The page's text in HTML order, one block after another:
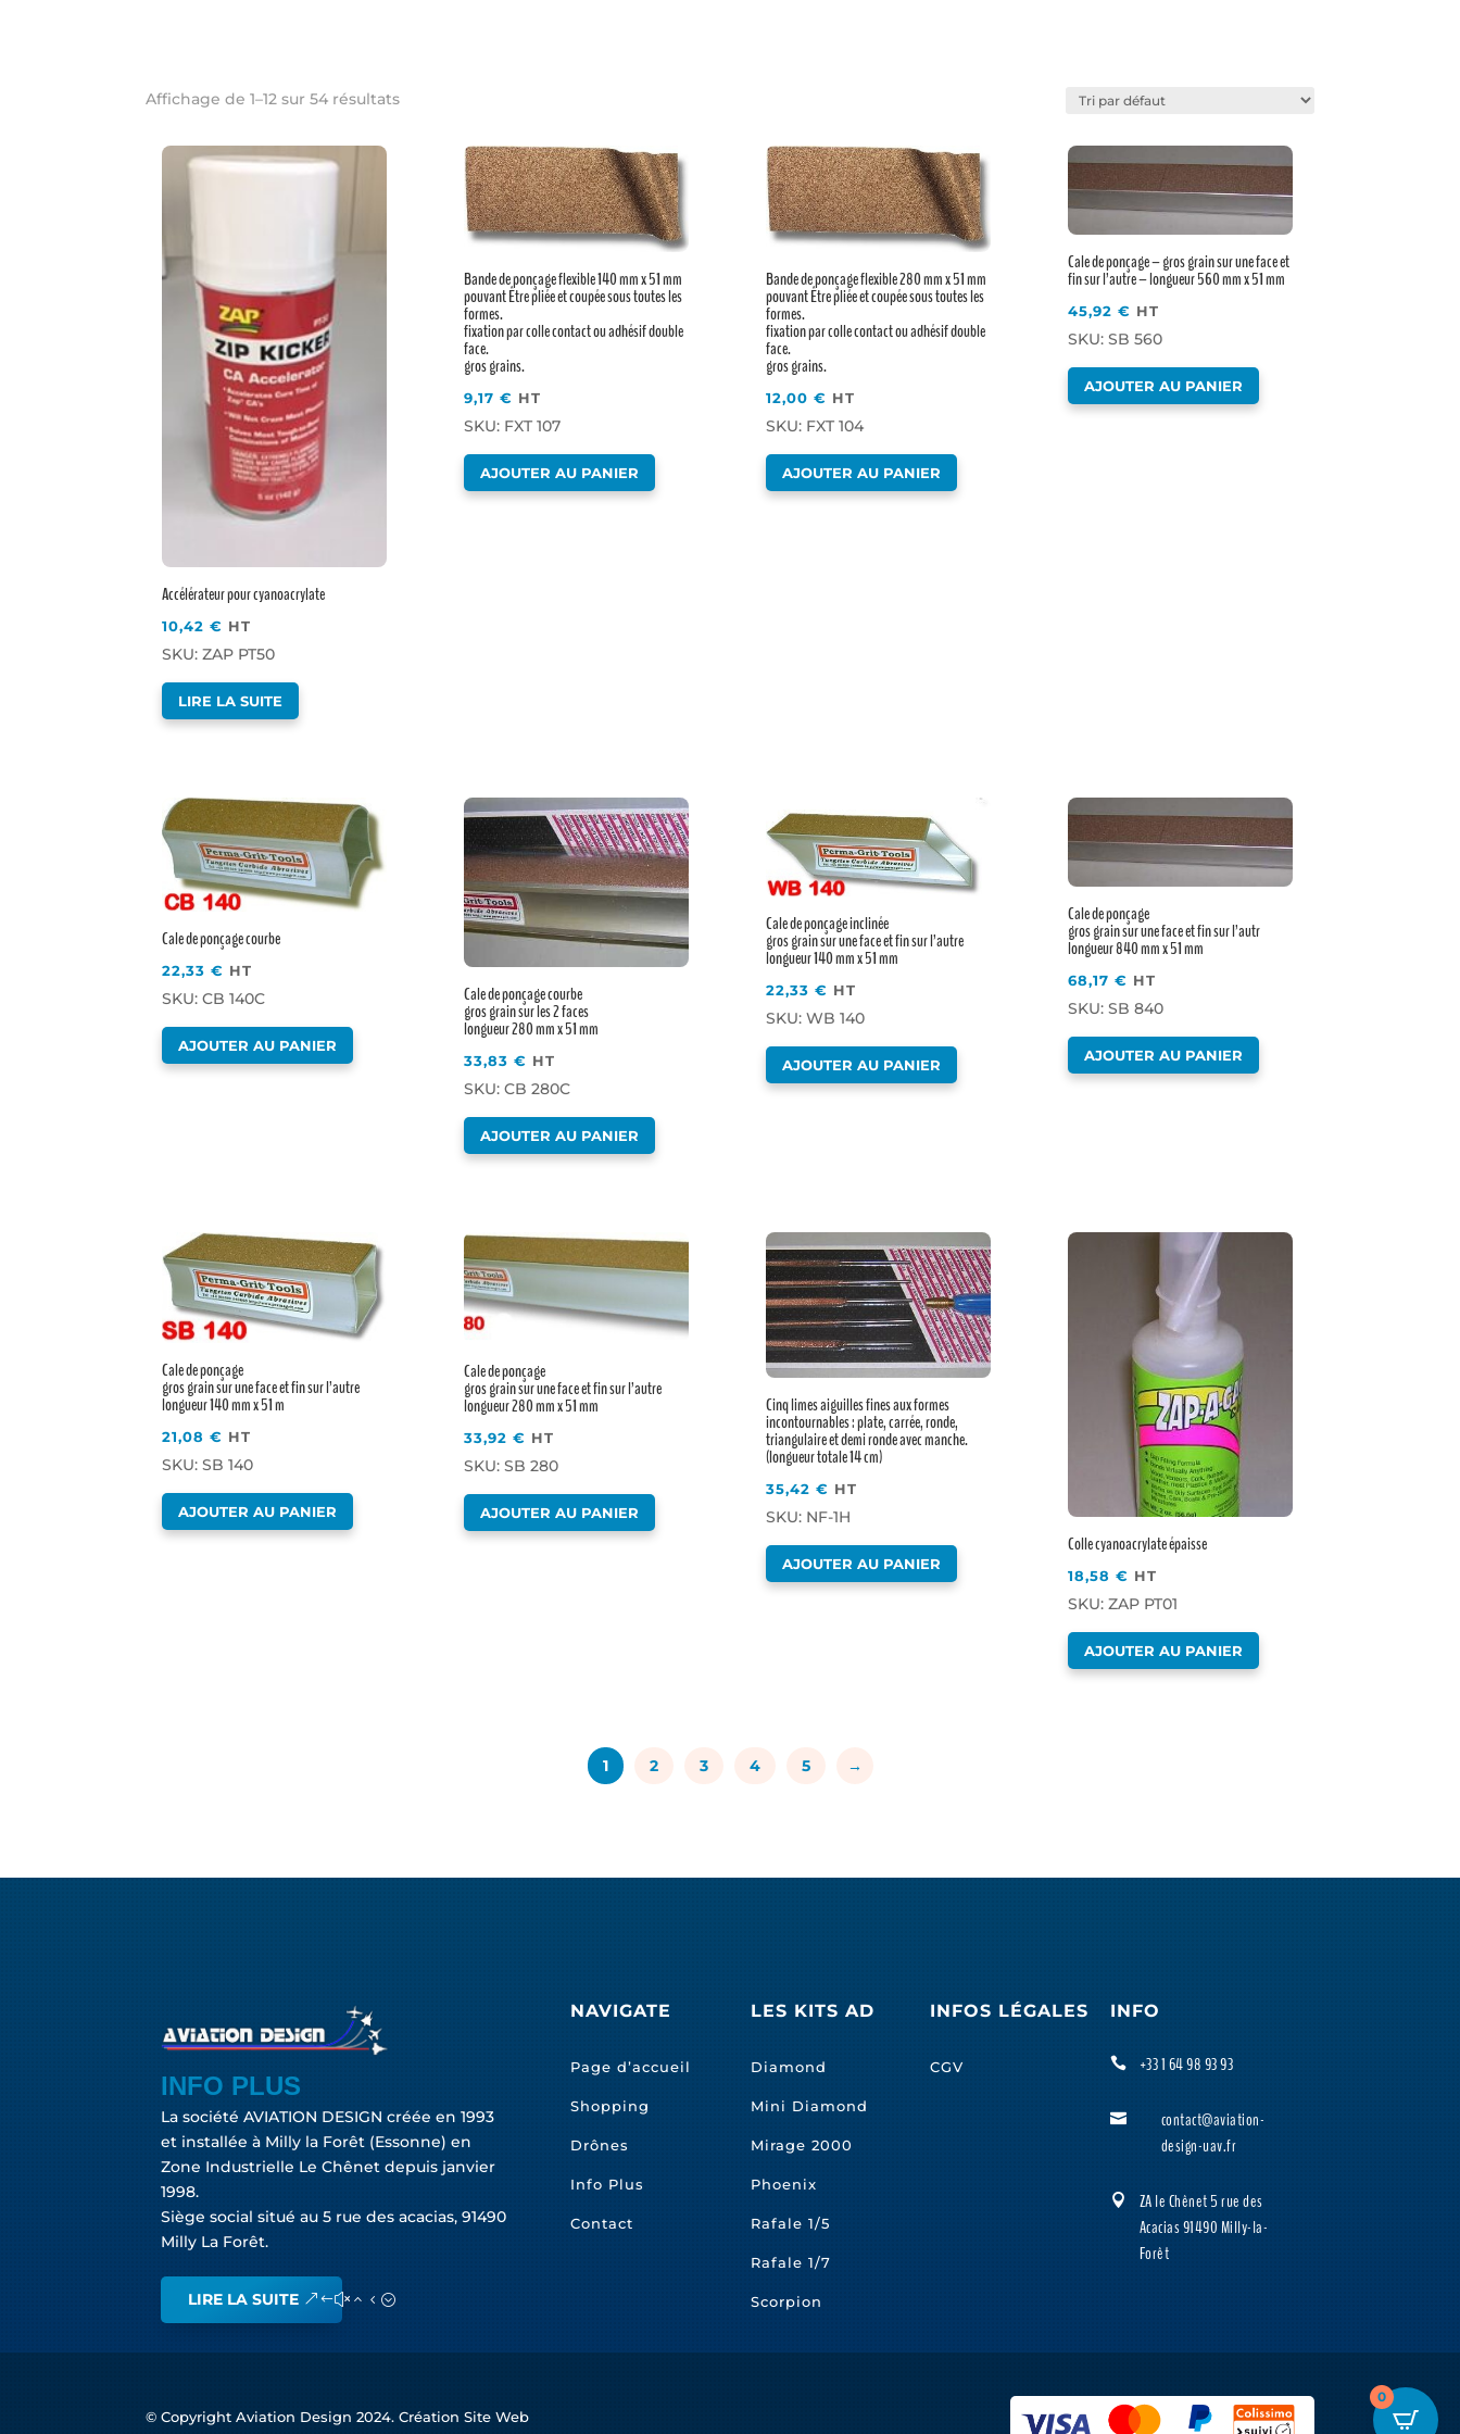
Affichage de 1–12 sur 54 résultats
Accélérateur pour cyanoacrylate
10,42€ HT
SKU: ZAP PT50
LIRE LA SUITE
Bande de ponçage flexible 140 mm x 51 mm
pouvant Être pliée et coupée sous toutes les
formes.
fixation par colle contact ou adhésif double
face.
gros grains.
9,17€ HT
SKU: FXT 107
AJOUTER AU PANIER
Bande de ponçage flexible 280 mm x 51 mm
pouvant Être pliée et coupée sous toutes les
formes.
fixation par colle contact ou adhésif double
face.
gros grains.
12,00€ HT
SKU: FXT 104
AJOUTER AU PANIER
Cale de ponçage – gros grain sur une face et
fin sur l’autre – longueur 560 mm x 51 mm
45,92€ HT
SKU: SB 560
AJOUTER AU PANIER
Cale de ponçage courbe
22,33€ HT
SKU: CB 140C
AJOUTER AU PANIER
Cale de ponçage courbe
gros grain sur les 2 faces
longueur 280 mm x 51 mm
33,83€ HT
SKU: CB 280C
AJOUTER AU PANIER
Cale de ponçage inclinée
gros grain sur une face et fin sur l’autre
longueur 140 mm x 51 mm
22,33€ HT
SKU: WB 140
AJOUTER AU PANIER
Cale de ponçage
gros grain sur une face et fin sur l’autr
longueur 840 mm x 51 mm
68,17€ HT
SKU: SB 840
AJOUTER AU PANIER
Cale de ponçage
gros grain sur une face et fin sur l’autre
longueur 140 mm x 51 m
21,08€ HT
SKU: SB 140
AJOUTER AU PANIER
Cale de ponçage
gros grain sur une face et fin sur l’autre
longueur 280 mm x 51 mm
33,92€ HT
SKU: SB 280
AJOUTER AU PANIER
Cinq limes aiguilles fines aux formes
incontournables : plate, carrée, ronde,
triangulaire et demi ronde avec manche.
(longueur totale 14 cm)
35,42€ HT
SKU: NF-1H
AJOUTER AU PANIER
Colle cyanoacrylate épaisse
18,58€ HT
SKU: ZAP PT01
AJOUTER AU PANIER
1 2 3 4 5 →
INFO PLUS
La société AVIATION DESIGN créée en 1993
et installée à Milly la Forêt (Essonne) en
Zone Industrielle Le Chênet depuis janvier
1998.
Siège social situé au 5 rue des acacias, 91490
Milly La Forêt.
LIRE LA SUITE
NAVIGATE
Page d’accueil
Shopping
Drônes
Info Plus
Contact
LES KITS AD
Diamond
Mini Diamond
Mirage 2000
Phoenix
Rafale 1/5
Rafale 1/7
Scorpion
INFOS LÉGALES
CGV
INFO
 +33 1 64 98 93 93

contact@aviation-
design-uav.fr

ZA le Chênet 5 rue des
Acacias 91490 Milly-la-
Forêt
© Copyright Aviation Design 2024. Création Site Web
0